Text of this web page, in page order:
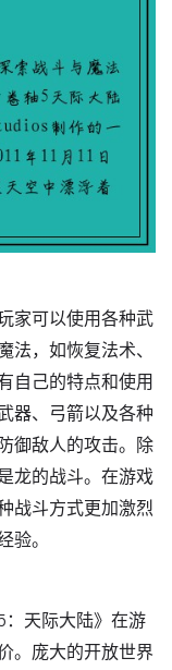
家可以使用各种武
，如恢复法术、
自己的特点和使用
器、弓箭以及各种
御敌人的攻击。除
龙的战斗。在游戏
战斗方式更加激烈
。
：天际大陆》在游
。庞大的开放世界